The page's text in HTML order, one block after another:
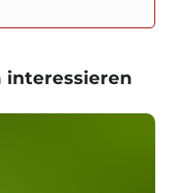
interessieren